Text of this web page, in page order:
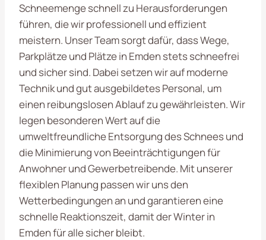
Schneemenge schnell zu Herausforderungen
führen, die wir professionell und effizient
meistern. Unser Team sorgt dafür, dass Wege,
Parkplätze und Plätze in Emden stets schneefrei
und sicher sind. Dabei setzen wir auf moderne
Technik und gut ausgebildetes Personal, um
einen reibungslosen Ablauf zu gewährleisten. Wir
legen besonderen Wert auf die
umweltfreundliche Entsorgung des Schnees und
die Minimierung von Beeinträchtigungen für
Anwohner und Gewerbetreibende. Mit unserer
flexiblen Planung passen wir uns den
Wetterbedingungen an und garantieren eine
schnelle Reaktionszeit, damit der Winter in
Emden für alle sicher bleibt.